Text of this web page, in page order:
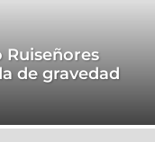
de gravedad